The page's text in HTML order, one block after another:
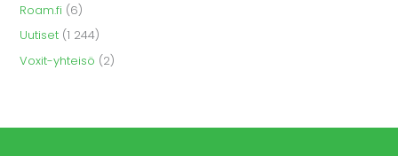
Roam.fi (6)
Uutiset (1 244)
Voxit-yhteisö (2)